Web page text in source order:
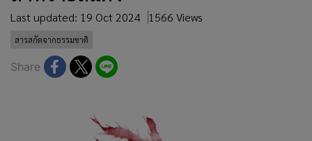
Last updated: 19 Oct 2024 1566 Views
สารสกัดจากธรรมชาติ
Share